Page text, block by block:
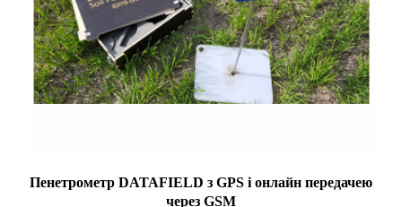
Пенетрометр DATAFIELD з GPS і онлайн передачею
через GSM